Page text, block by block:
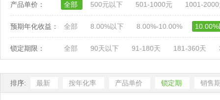
产品单价： 全部 500元以下 501-1000元 1001-
预期年化收益： 全部 8.00%以下 8.00%-10.00%
锁定期限： 全部 90天以下 91-180天 181-360天
排序: 最新 按年化率 产品单价 锁定期 销售